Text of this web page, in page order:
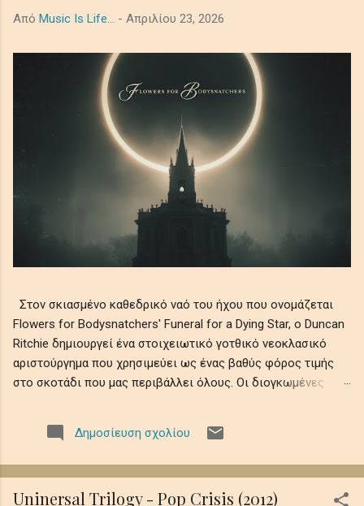
Από Music Is Life... - Απριλίου 23, 2026
Στον σκιασμένο καθεδρικό ναό του ήχου που ονομάζεται
Flowers for Bodysnatchers' Funeral for a Dying Star, ο Duncan
Ritchie δημιουργεί ένα στοιχειωτικό γοτθικό νεοκλασικό
αριστούργημα που χρησιμεύει ως ένας βαθύς φόρος τιμής
στο σκοτάδι που μας περιβάλλει όλους. Οι διογκωμένες
πιάνου και ατμοσφαιρικά ηχοχρώματα, θυμίζοντας την
αδυσώπητη φθορά του ουράνιου φωτός σε αιώνια νύχτα,
της ύπαρξης εν μέσω ψιθύρων απώλειας, απομόνωσης και
κοσμικής λήθης. Αυτό το ηχητικό ρέκβιεμ βυθίζει τους
Δημοσίευση σχολίου
Uninersal Trilogy - Pop Crisis (2012)